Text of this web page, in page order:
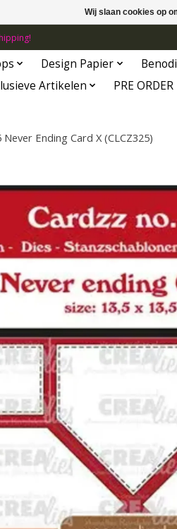
Design Papier
Artikelen
PRE ORDER
Ending Card X (CLCZ325)
slideshow Items
Wij slaan cookies op